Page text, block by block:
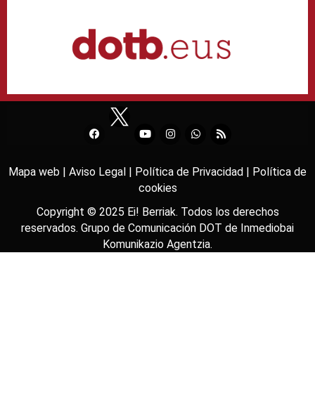
Mapa web | Aviso Legal | Política de Privacidad | Política de
cookies
Copyright © 2025 Ei! Berriak. Todos los derechos
reservados. Grupo de Comunicación DOT de Inmediobai
Komunikazio Agentzia.